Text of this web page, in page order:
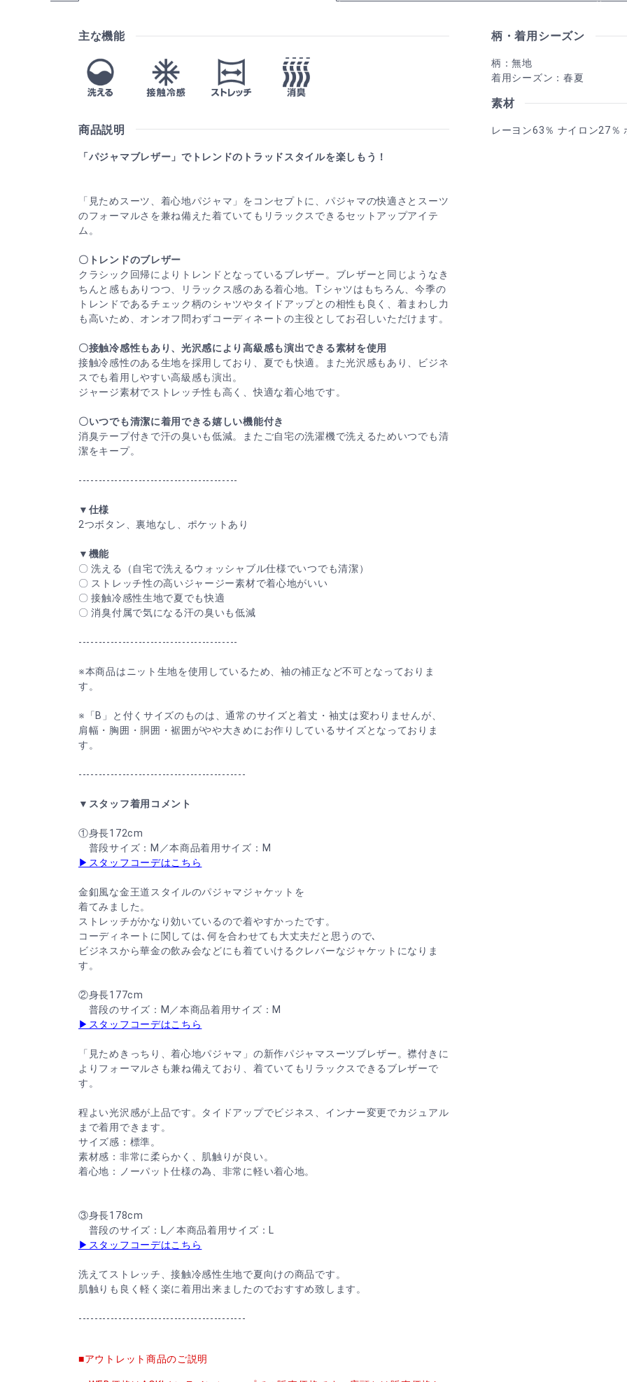
主な機能
商品説明
「パジャマブレザー」でトレンドのトラッドスタイルを楽しもう！
「見ためスーツ、着心地パジャマ」をコンセプトに、パジャマの快適さとスーツ
のフォーマルさを兼ね備えた着ていてもリラックスできるセットアップアイテ
ム。
〇トレンドのブレザー
クラシック回帰によりトレンドとなっているブレザー。ブレザーと同じようなき
ちんと感もありつつ、リラックス感のある着心地。Tシャツはもちろん、今季の
トレンドであるチェック柄のシャツやタイドアップとの相性も良く、着まわし力
も高いため、オンオフ問わずコーディネートの主役としてお召しいただけます。
〇接触冷感性もあり、光沢感により高級感も演出できる素材を使用
接触冷感性のある生地を採用しており、夏でも快適。また光沢感もあり、ビジネ
スでも着用しやすい高級感も演出。
ジャージ素材でストレッチ性も高く、快適な着心地です。
〇いつでも清潔に着用できる嬉しい機能付き
消臭テープ付きで汗の臭いも低減。またご自宅の洗濯機で洗えるためいつでも清
潔をキープ。
----------------------------------------
▼仕様
2つボタン、裏地なし、ポケットあり
▼機能
〇 洗える（自宅で洗えるウォッシャブル仕様でいつでも清潔）
〇 ストレッチ性の高いジャージー素材で着心地がいい
〇 接触冷感性生地で夏でも快適
〇 消臭付属で気になる汗の臭いも低減
----------------------------------------
※本商品はニット生地を使用しているため、袖の補正など不可となっておりま
す。
※「B」と付くサイズのものは、通常のサイズと着丈・袖丈は変わりませんが、
肩幅・胸囲・胴囲・裾囲がやや大きめにお作りしているサイズとなっておりま
す。
------------------------------------------
▼スタッフ着用コメント
①身長172cm
普段サイズ：M／本商品着用サイズ：M
▶スタッフコーデはこちら
金釦風な金王道スタイルのパジャマジャケットを
着てみました。
ストレッチがかなり効いているので着やすかったです。
コーディネートに関しては､何を合わせても大丈夫だと思うので､
ビジネスから華金の飲み会などにも着ていけるクレバーなジャケットになりま
す。
②身長177cm
普段のサイズ：M／本商品着用サイズ：M
▶スタッフコーデはこちら
「見ためきっちり、着心地パジャマ」の新作パジャマスーツブレザー。襟付きに
よりフォーマルさも兼ね備えており、着ていてもリラックスできるブレザーで
す。
程よい光沢感が上品です。タイドアップでビジネス、インナー変更でカジュアル
まで着用できます。
サイズ感：標準。
素材感：非常に柔らかく、肌触りが良い。
着心地：ノーパット仕様の為、非常に軽い着心地。
③身長178cm
普段のサイズ：L／本商品着用サイズ：L
▶スタッフコーデはこちら
洗えてストレッチ、接触冷感性生地で夏向けの商品です。
肌触りも良く軽く楽に着用出来ましたのでおすすめ致します。
------------------------------------------
■アウトレット商品のご説明
柄・着用シーズン
柄：無地
着用シーズン：春夏
素材
レーヨン63％ ナイロン27％